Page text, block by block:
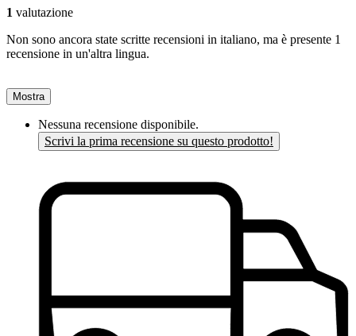
1 valutazione
Non sono ancora state scritte recensioni in italiano, ma è presente 1
recensione in un'altra lingua.
Mostra
Nessuna recensione disponibile.
Scrivi la prima recensione su questo prodotto!